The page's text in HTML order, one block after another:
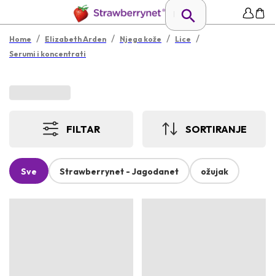
Home / Elizabeth Arden / Njega kože / Lice /
Serumi i koncentrati
FILTAR SORTIRANJE
Sve Strawberrynet - Jagodanet ožujak